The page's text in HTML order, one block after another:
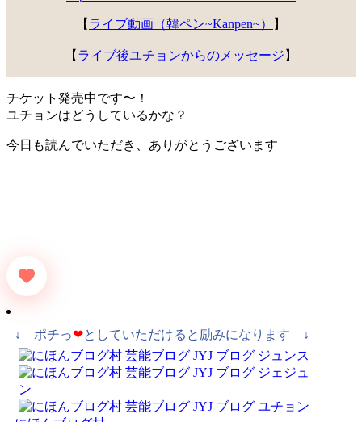
【 ライブ動画（韓ペン~Kanpen~） 】
【 ライブ後ユチョンからのメッセージ 】
チケット発売中です〜！
ユチョンはどうしているかな？
今日も読んでいただき、ありがとうございます
↓ ポチっ❤としていただけると励みになります ↓